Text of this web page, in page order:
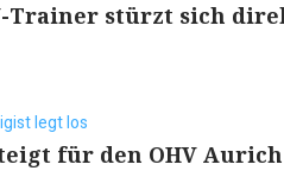
Trainer stürzt sich
legt los
für den OHV